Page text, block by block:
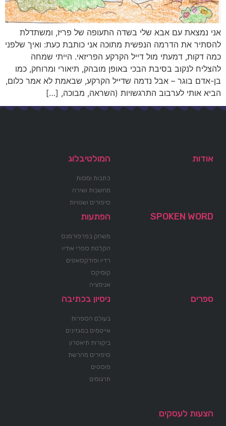
אני נמצאת עם אבא שלי בשדה התעופה של פריז, ומשתדלת
להסתיר את הדרמה הנפשית מתוכה אני כותבת כעת: ואיך שלפני
כמה דקות, דמעתי מול דייל הקרקע הפריזאי. הייתי שמחה
להצליח לנקוב בסיבת הבכי באופן מובהק, תיאורי ומרוחק, כמו
בן-אדם בוגר – אבל נדמה שדייל הקרקע, שבאמת לא אמר כלום,
הביא אותי לערבוב התרגשויות (השראה, מבוכה, […]
אודות המולטיבלוג
כתבות ומסות
מחשבות ושירה
סיפורים ושטויות
SPOKEN WORD הפתעות
משחק בפרפורמנס
הקלטת ספרי אודיו
רדיו ופודקסאטים
קומיקס
אנימציה
ספרים ניסיון בכתיבה
בעולם הספרות
אייטמים במגזינים
ביקורות תיאטרון
סיפורים מהרשת
פוסטים
תרגומים
הצעות לעסקים